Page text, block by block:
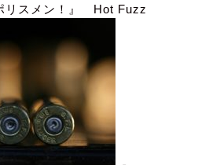
リスメン！』 Hot Fuzz